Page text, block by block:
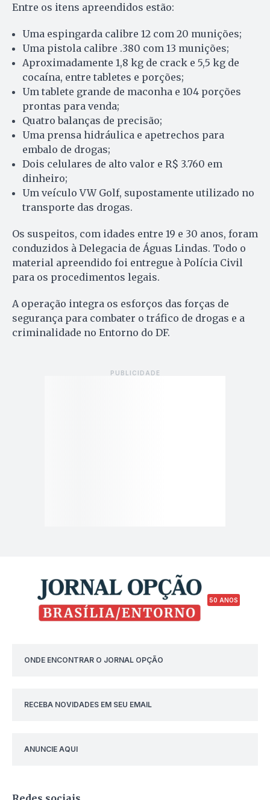
Entre os itens apreendidos estão:
Uma espingarda calibre 12 com 20 munições;
Uma pistola calibre .380 com 13 munições;
Aproximadamente 1,8 kg de crack e 5,5 kg de
cocaína, entre tabletes e porções;
Um tablete grande de maconha e 104 porções
prontas para venda;
Quatro balanças de precisão;
Uma prensa hidráulica e apetrechos para
embalo de drogas;
Dois celulares de alto valor e R$ 3.760 em
dinheiro;
Um veículo VW Golf, supostamente utilizado no
transporte das drogas.
Os suspeitos, com idades entre 19 e 30 anos, foram
conduzidos à Delegacia de Águas Lindas. Todo o
material apreendido foi entregue à Polícia Civil
para os procedimentos legais.
A operação integra os esforços das forças de
segurança para combater o tráfico de drogas e a
criminalidade no Entorno do DF.
50 ANOS
ONDE ENCONTRAR O JORNAL OPÇÃO
RECEBA NOVIDADES EM SEU EMAIL
ANUNCIE AQUI